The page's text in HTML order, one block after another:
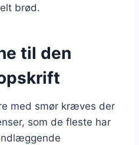
brød.
til den
med smør kræves der
som de fleste har